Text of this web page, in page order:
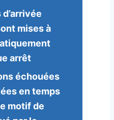
mises à
arrêt
échouées
en temps
motif de